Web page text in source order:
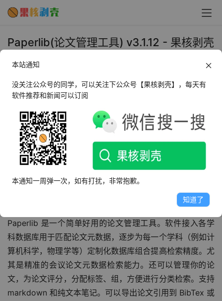
Paperlib(论文管理工具) v3.1.12 - 果核剥壳
2025年10月29日 下午2:22
AI摘要
此内容由AI根据文章内容自动生成，并已由人工审核
Paperlib是一款高效的论文管理工具，支持各学科数据库元
数据匹配，提供精准的会议论文检索能力，并允许用户管
理、评分和分类论文。支持Markdown和纯文本笔记，可
导出BibTex或纯文本格式引用，并兼容Word插件。
Paperlib 是一个简单好用的论文管理工具。软件接入各学
科数据库用于匹配论文元数据，逐步为每一个学科（例如计
算机科学，物理学等）定制化数据库组合提高检索精度。尤
其是精准的会议论文元数据检索能力。还可以管理你的论
文，为论文评分，分配标签、组，方便进行分类检索。支持
markdown 和纯文本笔记。可以导出论文引用到 BibTex 或
本站通知
没关注公众号的同学，可以关注下公众号【果核剥壳】，每天有
软件推荐和新闻可以订阅
本通知一周弹一次，如有打扰，非常抱歉。
知道了